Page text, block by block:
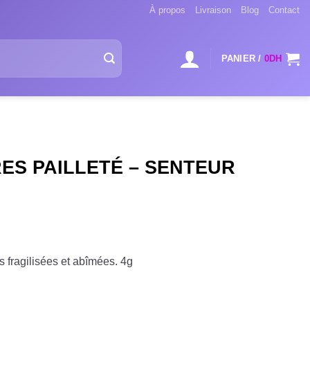
À propos Livraison Blog Contact
PANIER / 0DH
PAILLETÉ – SENTEUR
fragilisées et abîmées. 4g